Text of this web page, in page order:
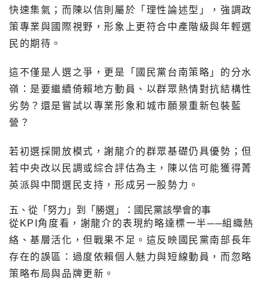
快速集氣；而陳以信則屬於「理性論述型」，強調政
策專業與國際視野，形象上更符合中產階級與年輕選
民的期待。
這不僅是人選之爭，更是「國民黨台南策略」的分水
嶺：是要繼續倚賴地方動員、以群眾熱情對抗結構性
劣勢？還是嘗試以專業形象和城市願景重新包裝藍
營？
若初選採開放模式，謝龍介的群眾基礎仍具優勢；但
若中央改以民調或綜合評估為主，陳以信可能獲得菁
英派與中間選民支持，形成另一股勢力。
五、從「努力」到「勝選」：國民黨該學會的事
從KPI角度看，謝龍介的表現約略達標一半──組織熱
絡、基層活化，但戰果不足。這反映國民黨南部長年
存在的誤區：過度依賴個人魅力與短線動員，而忽略
策略布局與品牌更新。